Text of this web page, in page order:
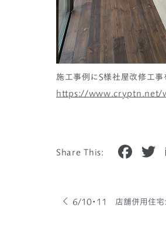
施工事例にS様社屋改修工事
https://www.cryptn.net/
Share This: F
e
6/10・11 店舗併用住宅